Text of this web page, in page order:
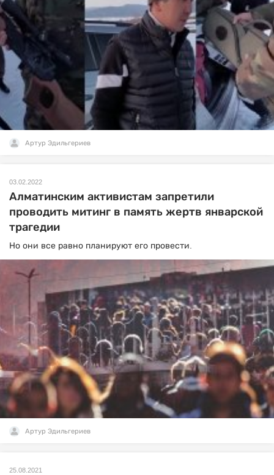
Артур Эдильгериев
03.02.2022
Алматинским активистам запретили
проводить митинг в память жертв январской
трагедии
Но они все равно планируют его провести.
Артур Эдильгериев
25.08.2021